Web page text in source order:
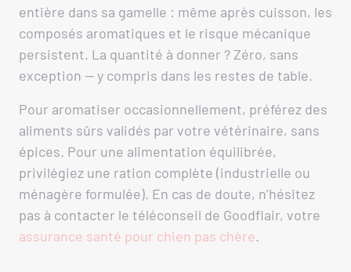
entière dans sa gamelle : même après cuisson, les
composés aromatiques et le risque mécanique
persistent. La quantité à donner ? Zéro, sans
exception — y compris dans les restes de table.
Pour aromatiser occasionnellement, préférez des
aliments sûrs validés par votre vétérinaire, sans
épices. Pour une alimentation équilibrée,
privilégiez une ration complète (industrielle ou
ménagère formulée). En cas de doute, n’hésitez
pas à contacter le téléconseil de Goodflair, votre
assurance santé pour chien pas chère.